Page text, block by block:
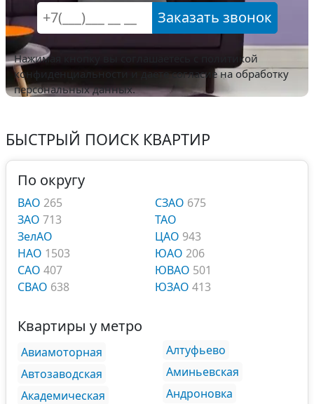
Заказать звонок
Нажимая кнопку вы соглашаетесь с
политикой
конфиденциальности и даете согласие на обработку
персональных данных.
БЫСТРЫЙ ПОИСК КВАРТИР
По округу
ВАО 265
ЗАО 713
ЗелАО
НАО 1503
САО 407
СВАО 638
СЗАО 675
ТАО
ЦАО 943
ЮАО 206
ЮВАО 501
ЮЗАО 413
Квартиры у метро
Авиамоторная
Автозаводская
Академическая
Алтуфьево
Аминьевская
Андроновка